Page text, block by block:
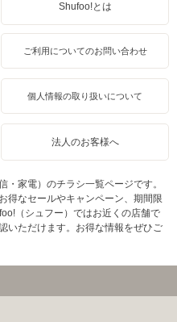
Shufoo!とは
ご利用についてのお問い合わせ
個人情報の取り扱いについて
法人のお客様へ
家電）のチラシ一覧ページです。
得なセールやキャンペーン、期間限
（シュフー）ではお近くの店舗で
いただけます。お得な情報をぜひご